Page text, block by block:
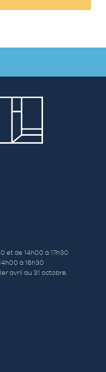
et de 14h00 à 17h30
à 16h30
avril au 31 octobre.